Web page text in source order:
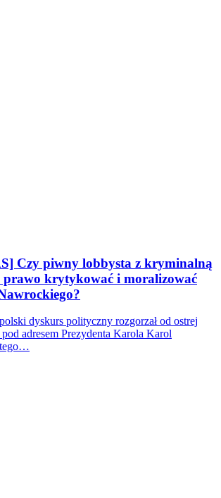
Czy piwny lobbysta z kryminalną
prawo krytykować i moralizować
dyskurs polityczny rozgorzał od ostrej
adresem Prezydenta Karola Karol